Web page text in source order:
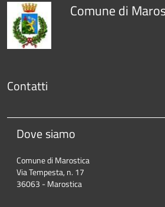
Comune di
Contatti
Dove siamo
Comune di Marostica
Via Tempesta, n. 17
36063 - Marostica